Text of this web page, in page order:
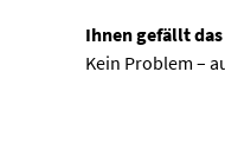
Ihnen gefällt
Kein Problem –